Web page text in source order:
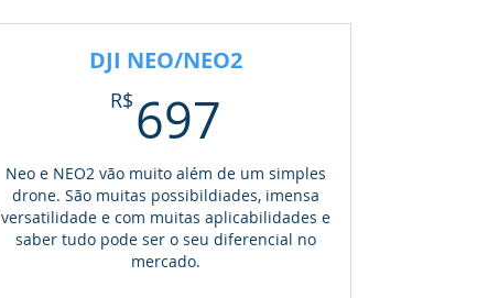
DJI NEO/NEO2
R$ 697
Neo e NEO2 vão muito além de um simples
drone. São muitas possibildiades, imensa
versatilidade e com muitas aplicabilidades e
saber tudo pode ser o seu diferencial no
mercado.